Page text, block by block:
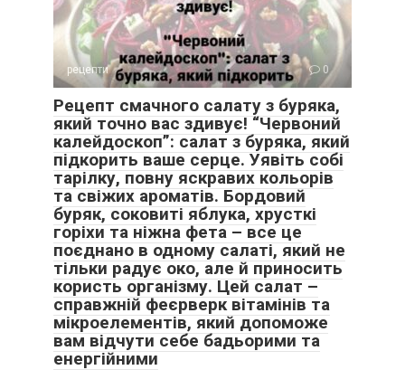
рецепти 0
Рецепт смачного салату з буряка,
який точно вас здивує! “Червоний
калейдоскоп”: салат з буряка, який
підкорить ваше серце. Уявіть собі
тарілку, повну яскравих кольорів
та свіжих ароматів. Бордовий
буряк, соковиті яблука, хрусткі
горіхи та ніжна фета – все це
поєднано в одному салаті, який не
тільки радує око, але й приносить
користь організму. Цей салат –
справжній феєрверк вітамінів та
мікроелементів, який допоможе
вам відчути себе бадьорими та
енергійними